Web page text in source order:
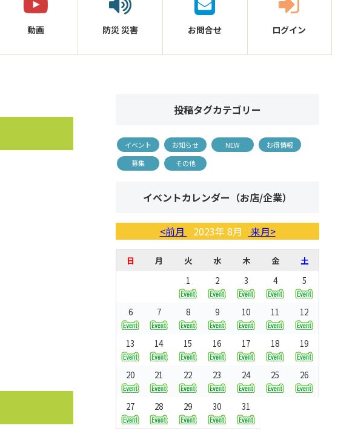
動画 防災災害 お問合せ ログイン
投稿タグカテゴリー
イベント お知らせ NEW
お得情報
募集
その他
イベントカレンダー（お店/企業）
<前月 2023年 8月 来月>
日 月 火 水 木 金
土
1
2 3 4 5
6 7 8 9 10 11 12
13 14 15 16 17 18 19
20 21 22 23 24 25 26
27 28 29 30 31